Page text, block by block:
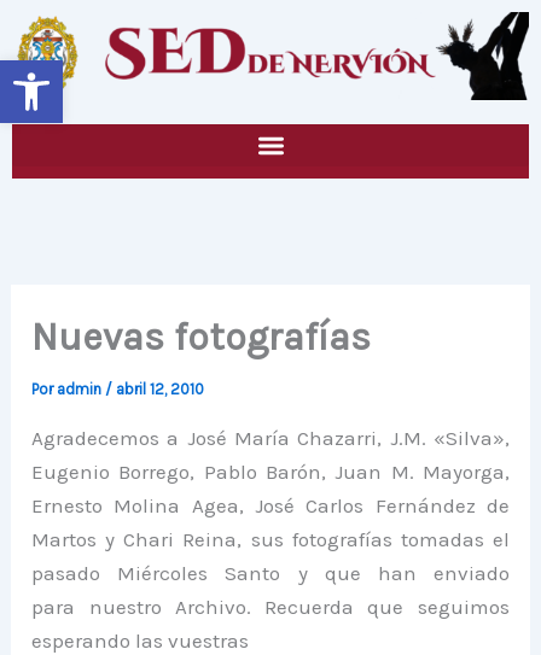
Abrir barra de herramientas
contenido
Nuevas fotografías
Por admin / abril 12, 2010
Agradecemos a José María Chazarri, J.M. «Silva»,
Eugenio Borrego, Pablo Barón, Juan M. Mayorga,
Ernesto Molina Agea, José Carlos Fernández de
Martos y Chari Reina, sus fotografías tomadas el
pasado Miércoles Santo y que han enviado
para nuestro Archivo. Recuerda que seguimos
esperando las vuestras